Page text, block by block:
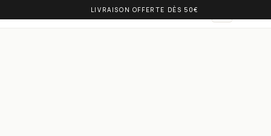
LIVRAISON OFFERTE DÈS 50€
OLIVIA BALM